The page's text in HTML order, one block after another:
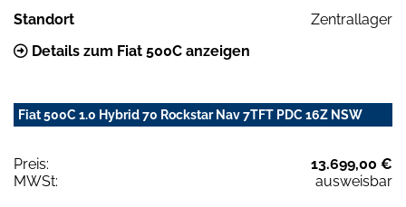
Standort
Zentrallager
Details zum Fiat 500C anzeigen
Fiat 500C 1.0 Hybrid 70 Rockstar Nav 7TFT PDC 16Z NSW
Preis:
13.699,00 €
MWSt:
ausweisbar